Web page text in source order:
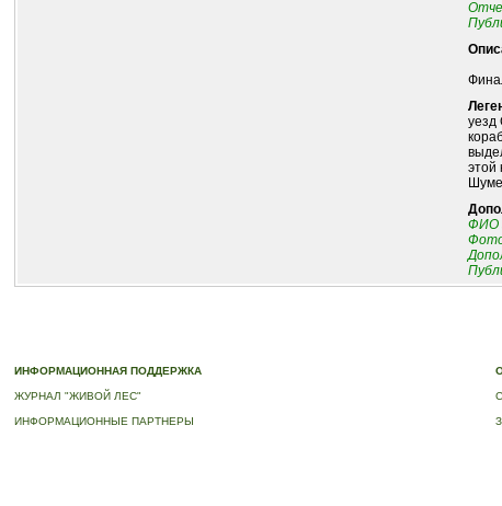
уезд
этой
ФИО
ИНФОРМАЦИОННАЯ ПОДДЕРЖКА
ЖУРНАЛ "ЖИВОЙ ЛЕС"
ИНФОРМАЦИОННЫЕ ПАРТНЕРЫ